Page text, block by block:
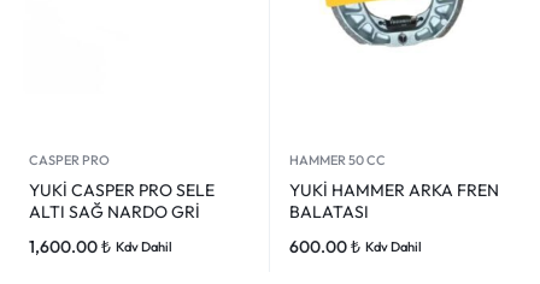
CASPER PRO
YUKİ CASPER PRO SELE
ALTI SAĞ NARDO GRİ
1,600.00₺ Kdv Dahil
HAMMER 50 CC
YUKİ HAMMER ARKA FREN
BALATASI
600.00₺ Kdv Dahil